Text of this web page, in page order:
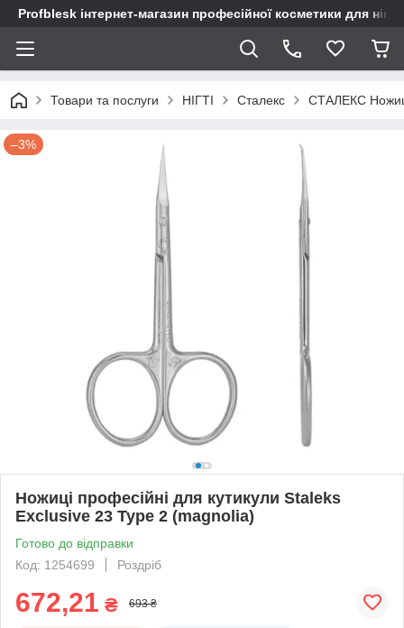
Profblesk інтернет-магазин професійної косметики для
Товари та послуги НІГТІ Сталекс СТАЛЕКС
–3%
Ножиці професійні для кутикули Staleks
Exclusive 23 Type 2 (magnolia)
Готово до відправки
Код: 1254699
Роздріб
672,21 ₴ 693 ₴